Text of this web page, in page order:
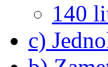
140
c)